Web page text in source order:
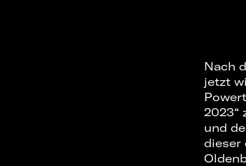
Nach
jetzt
2023“
und
dieser